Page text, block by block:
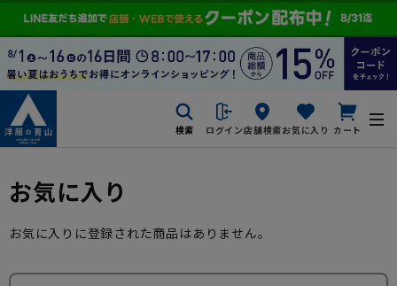
検索 ログイン店舗検索お気に入り カート
お気に入り
お気に入りに登録された商品はありません。